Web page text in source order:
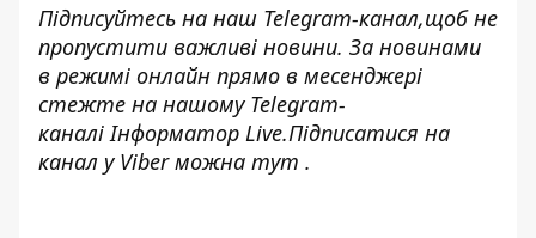
Підписуйтесь на наш Telegram-канал,щоб не
пропустити важливі новини. За новинами
в режимі онлайн прямо в месенджері
стежте на нашому Telegram-
каналіІнформатор Live.Підписатися на
канал у Viber можна тут .